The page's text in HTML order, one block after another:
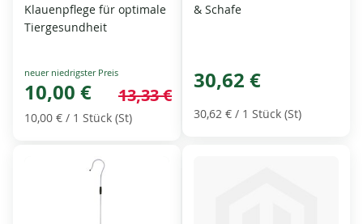
Klauenpflege für optimale
Tiergesundheit
Special
Price
10,00 € 13,33 €
10,00 € / 1 Stück (St)
& Schafe
30,62 €
30,62 € / 1 Stück (St)